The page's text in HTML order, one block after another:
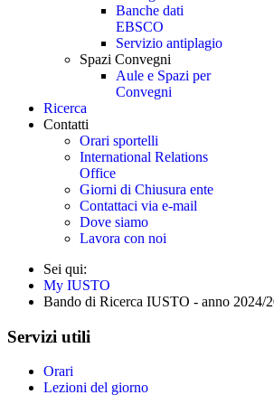
Banche dati
EBSCO
Servizio antiplagio
Spazi Convegni
Aule e Spazi per
Convegni
Ricerca
Contatti
Orari sportelli
International Relations
Office
Giorni di Chiusura ente
Contattaci via e-mail
Dove siamo
Lavora con noi
Sei qui:
My IUSTO
Bando di Ricerca IUSTO - anno 2024/
Servizi utili
Orari
Lezioni del giorno